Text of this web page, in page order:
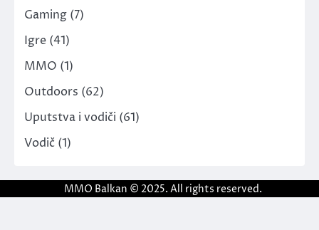
Gaming (7)
Igre (41)
MMO (1)
Outdoors (62)
Uputstva i vodiči (61)
Vodič (1)